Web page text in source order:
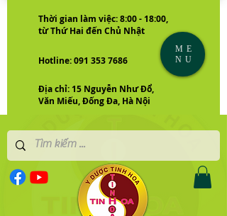
Thời gian làm việc: 8:00 - 18:00,
từ Thứ Hai đến Chủ Nhật
Hotline: 091 353 7686
Địa chỉ: 15 Nguyễn Như Đổ,
Văn Miếu, Đống Đa, Hà Nội
ME
NU